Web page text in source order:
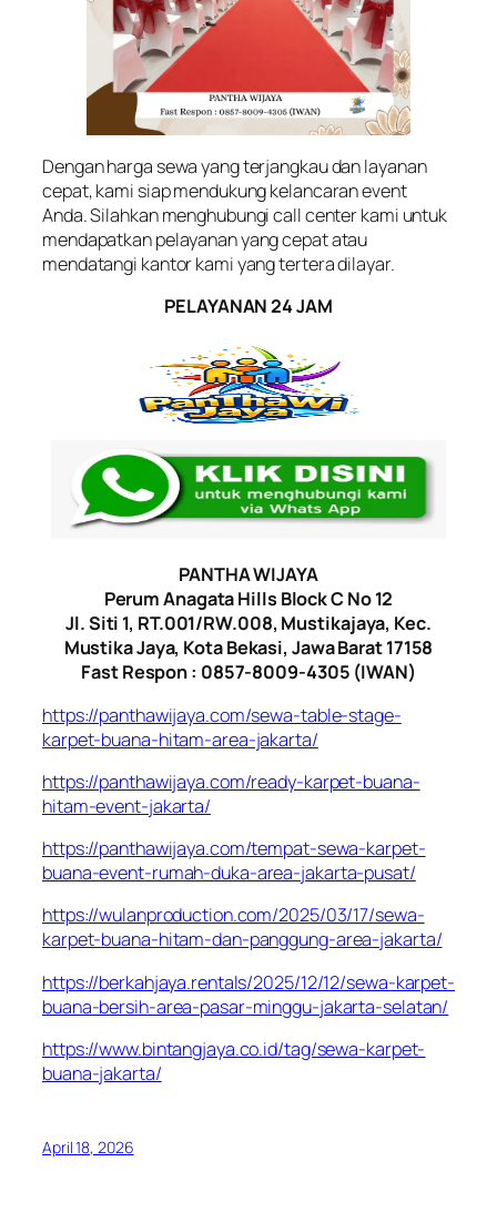
Dengan harga sewa yang terjangkau dan layanan
cepat, kami siap mendukung kelancaran event
Anda. Silahkan menghubungi call center kami untuk
mendapatkan pelayanan yang cepat atau
mendatangi kantor kami yang tertera dilayar.
PELAYANAN 24 JAM
PANTHA WIJAYA
Perum Anagata Hills Block C No 12
Jl. Siti 1, RT.001/RW.008, Mustikajaya, Kec.
Mustika Jaya, Kota Bekasi, Jawa Barat 17158
Fast Respon : 0857-8009-4305 (IWAN)
https://panthawijaya.com/sewa-table-stage-
karpet-buana-hitam-area-jakarta/
https://panthawijaya.com/ready-karpet-buana-
hitam-event-jakarta/
https://panthawijaya.com/tempat-sewa-karpet-
buana-event-rumah-duka-area-jakarta-pusat/
https://wulanproduction.com/2025/03/17/sewa-
karpet-buana-hitam-dan-panggung-area-jakarta/
https://berkahjaya.rentals/2025/12/12/sewa-karpet-
buana-bersih-area-pasar-minggu-jakarta-selatan/
https://www.bintangjaya.co.id/tag/sewa-karpet-
buana-jakarta/
April 18, 2026